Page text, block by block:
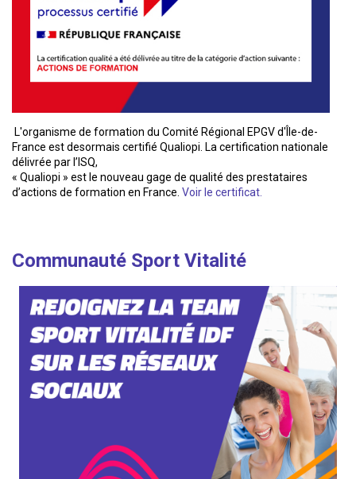
L'organisme de formation du Comité Régional EPGV d'Île-de-
France est desormais certifié Qualiopi. La certification nationale
délivrée par l’ISQ,
« Qualiopi » est le nouveau gage de qualité des prestataires
d’actions de formation en France. Voir le certificat.
Communauté Sport Vitalité